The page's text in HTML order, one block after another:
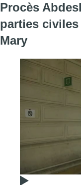
Procès
parties
Mary